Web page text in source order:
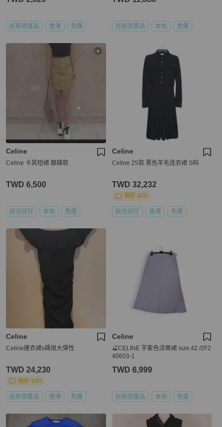
近新閒置品 香港 免運 近新閒置品 本地 免運
Celine
Celine 卡其短裙 鎖鍊款
TWD 6,500
狀況良好 本地 免運
Celine
Celine 25款 黑色羊毛连衣裙 S码
TWD 32,232
現折 800
狀況尚可 香港 免運
Celine
Celine連衣裙s碼很大彈性
TWD 24,230
現折 800
近新閒置品 香港 免運
Celine
🍒CELINE 芋紫色涼爽裙 size:42 /2F2
40603-1
TWD 6,999
近新閒置品 本地 免運